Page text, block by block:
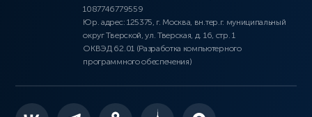
1087746779559
Юр. адрес: 125375, г. Москва, вн.тер.г. муниципальный
округ Тверской, ул. Тверская, д. 16, стр. 1
ОКВЭД 62.01 (Разработка компьютерного
программного обеспечения)